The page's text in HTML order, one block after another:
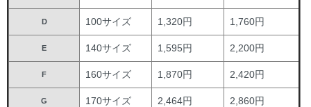
D 100サイズ 1,320円 1,760円
E 140サイズ 1,595円 2,200円
F 160サイズ 1,870円 2,420円
G 170サイズ 2,464円 2,860円